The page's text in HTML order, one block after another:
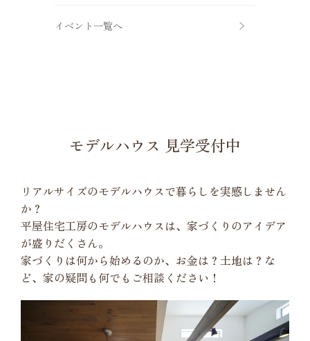
イベント一覧へ
モデルハウス 見学受付中
リアルサイズのモデルハウスで暮らしを実感しません
か？
平屋住宅工房のモデルハウスは、家づくりのアイデア
が盛りだくさん。
家づくりは何から始めるのか、お金は？土地は？な
ど、家の疑問も何でもご相談ください！